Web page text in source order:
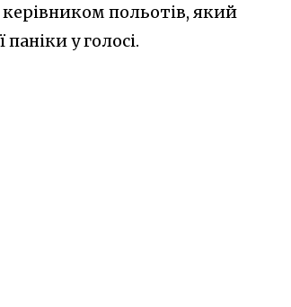
польотів, який
у голосі.